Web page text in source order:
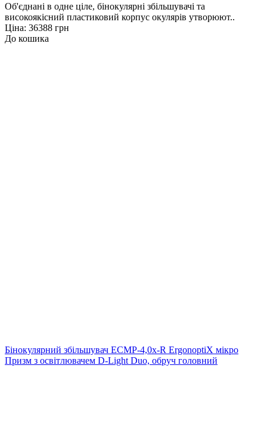
Об'єднані в одне ціле, бінокулярні збільшувачі та
високоякісний пластиковий корпус окулярів утворюют..
Ціна: 36388 грн
До кошика
Бінокулярний збільшувач ECMP-4,0x-R ErgonoptiX мікро
Призм з освітлювачем D-Light Duo, обруч головний